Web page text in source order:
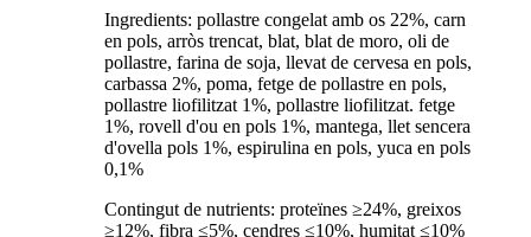
Ingredients: pollastre congelat amb os 22%, carn
en pols, arròs trencat, blat, blat de moro, oli de
pollastre, farina de soja, llevat de cervesa en pols,
carbassa 2%, poma, fetge de pollastre en pols,
pollastre liofilitzat 1%, pollastre liofilitzat. fetge
1%, rovell d'ou en pols 1%, mantega, llet sencera
d'ovella pols 1%, espirulina en pols, yuca en pols
0,1%
Contingut de nutrients: proteïnes ≥24%, greixos
≥12%, fibra ≤5%, cendres ≤10%, humitat ≤10%